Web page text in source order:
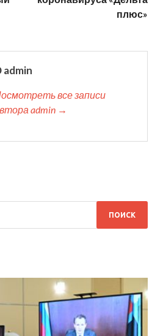
плюс»
admin
все записи
admin →